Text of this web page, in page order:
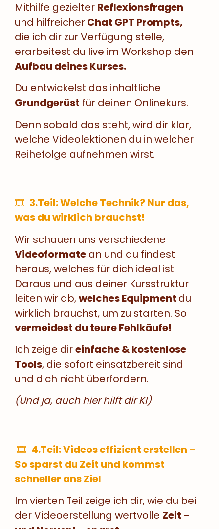
Mithilfe gezielter Reflexionsfragen
und hilfreicherChat GPT Prompts,
die ich dir zur Verfügung stelle,
erarbeitest du live im Workshop den
Aufbau deines Kurses.
Du entwickelst das inhaltliche
Grundgerüst für deinen Onlinekurs.
Denn sobald das steht, wird dir klar,
welche Videolektionen du in welcher
Reihefolge aufnehmen wirst.
🎞 3.Teil: Welche Technik? Nur das,
was du wirklich brauchst!
Wir schauen uns verschiedene
Videoformate an und du findest
heraus, welches für dich ideal ist.
Daraus und aus deiner Kursstruktur
leiten wir ab,welches Equipment du
wirklich brauchst, um zu starten. So
vermeidest du teure Fehlkäufe!
Ich zeige direinfache & kostenlose
Tools, die sofort einsatzbereit sind
und dich nicht überfordern.
(Und ja, auch hier hilft dir KI)
🎞 4.Teil: Videos effizient erstellen –
So sparst du Zeit und kommst
schneller ans Ziel
Im vierten Teil zeige ich dir, wie du bei
der Videoerstellung wertvolle Zeit –